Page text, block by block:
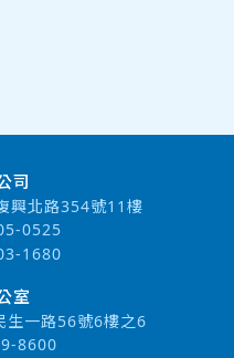
司
興北路354號11樓
0525
1680
室
一路56號6樓之6
8600